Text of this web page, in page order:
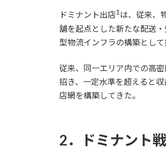
ドミナント出店1は、従来、
舗を起点とした新たな配送
型物流インフラの構築とし
従来、同一エリア内での高
招き、一定水準を超えると
店網を構築してきた。
2．ドミナント